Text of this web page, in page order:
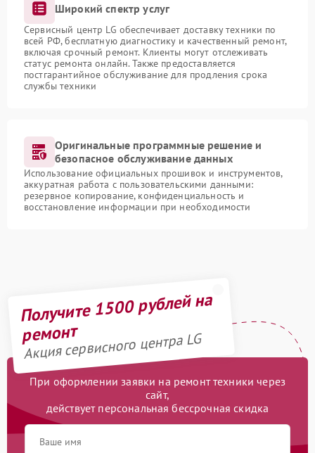
Широкий спектр услуг
Сервисный центр LG обеспечивает доставку техники по
всей РФ, бесплатную диагностику и качественный ремонт,
включая срочный ремонт. Клиенты могут отслеживать
статус ремонта онлайн. Также предоставляется
постгарантийное обслуживание для продления срока
службы техники
Оригинальные программные решение и
безопасное обслуживание данных
Использование официальных прошивок и инструментов,
аккуратная работа с пользовательскими данными:
резервное копирование, конфиденциальность и
восстановление информации при необходимости
Получите 1500 рублей на
ремонт
Акция сервисного центра LG
При оформлении заявки на ремонт техники через
сайт,
действует персональная бессрочная скидка